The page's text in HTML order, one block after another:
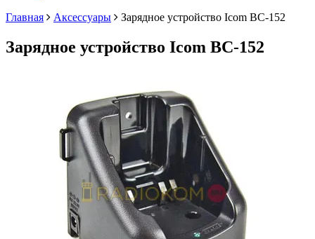
Главная
Аксессуары Зарядное устройство Icom BC-152
Зарядное устройство Icom BC-152